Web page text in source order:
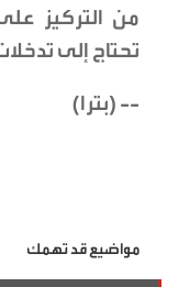
من التركيز
تحتاج إلى
-- (بترا)
مواضيع قد تهمك